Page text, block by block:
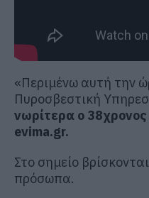
«Περιμένω αυτή την
Πυροσβεστική
νωρίτερα ο
evima.gr.
Στο σημείο
πρόσωπα.